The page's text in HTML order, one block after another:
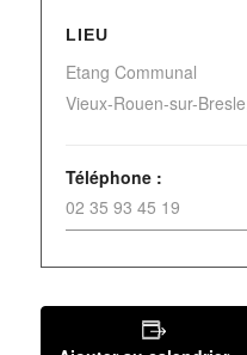
LIEU
Etang Communal
Vieux-Rouen-sur-Bresle
Téléphone :
02 35 93 45 19